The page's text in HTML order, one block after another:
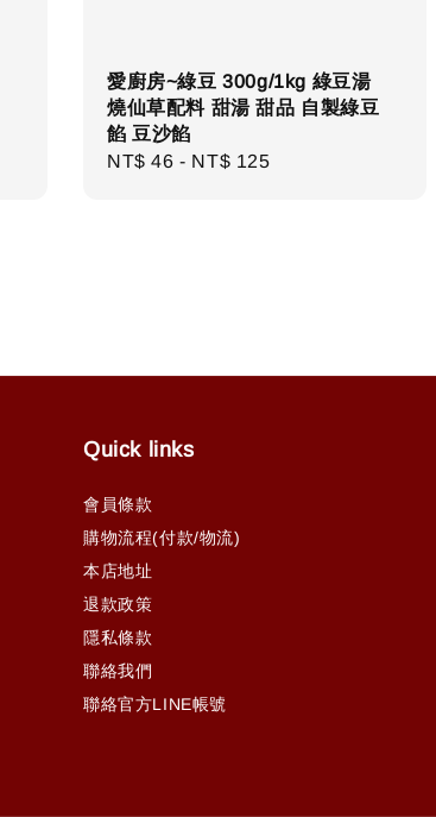
愛廚房~綠豆 300g/1kg 綠豆湯
燒仙草配料 甜湯 甜品 自製綠豆
餡 豆沙餡
Regular
NT$ 46 - NT$ 125
Quick links
會員條款
購物流程(付款/物流)
本店地址
退款政策
隱私條款
聯絡我們
聯絡官方LINE帳號